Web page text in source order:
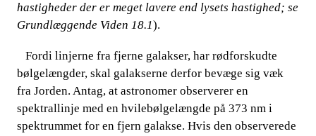
hastigheder der er meget lavere end lysets hastighed; se
Grundlæggende Viden 18.1).
​​ ​​​​ Fordi linjerne fra fjerne galakser, har rødforskudte
bølgelængder, skal galakserne derfor bevæge sig væk
fra Jorden. Antag, at astronomer observerer en
spektrallinje med en hvilebølgelængde på 373 nm i
spektrummet for en fjern galakse. Hvis den observerede